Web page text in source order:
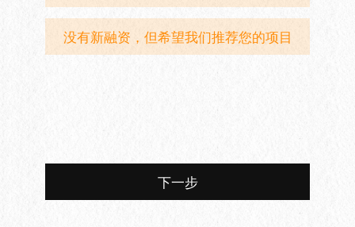
没有新融资，但希望我们推荐您的项目
下一步